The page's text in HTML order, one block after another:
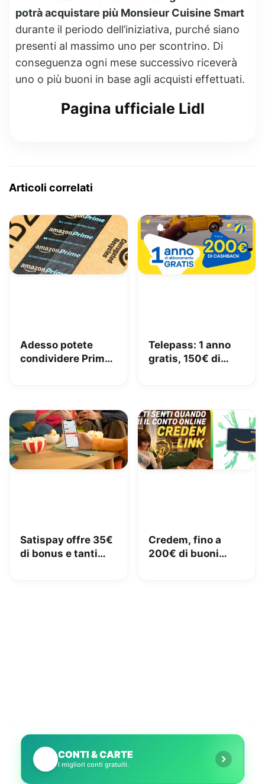
potrà acquistare più Monsieur Cuisine Smart
durante il periodo dell’iniziativa, purché siano
presenti al massimo uno per scontrino. Di
conseguenza ogni mese successivo riceverà
uno o più buoni in base agli acquisti effettuati.
Pagina ufficiale Lidl
Articoli correlati
Adesso potete
condividere Prime
Telepass: 1 anno
gratis, 150€ di
Satispay offre 35€
di bonus e tanti
Credem, fino a
200€ di buoni
CONTI & CARTE
I migliori conti gratuiti.